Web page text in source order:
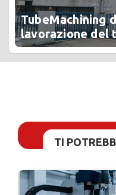
TubeMachining
lavorazione del
TI